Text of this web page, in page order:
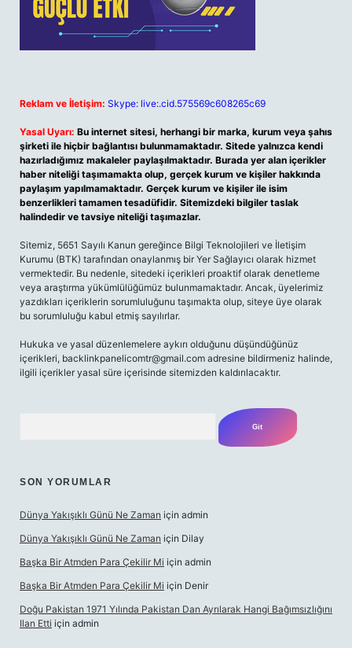
Reklam ve İletişim: Skype: live:.cid.575569c608265c69
Yasal Uyarı: Bu internet sitesi, herhangi bir marka, kurum veya şahıs
şirketi ile hiçbir bağlantısı bulunmamaktadır. Sitede yalnızca kendi
hazırladığımız makaleler paylaşılmaktadır. Burada yer alan içerikler
haber niteliği taşımamakta olup, gerçek kurum ve kişiler hakkında
paylaşım yapılmamaktadır. Gerçek kurum ve kişiler ile isim
benzerlikleri tamamen tesadüfidir. Sitemizdeki bilgiler taslak
halindedir ve tavsiye niteliği taşımazlar.
Sitemiz, 5651 Sayılı Kanun gereğince Bilgi Teknolojileri ve İletişim
Kurumu (BTK) tarafından onaylanmış bir Yer Sağlayıcı olarak hizmet
vermektedir. Bu nedenle, sitedeki içerikleri proaktif olarak denetleme
veya araştırma yükümlülüğümüz bulunmamaktadır. Ancak, üyelerimiz
yazdıkları içeriklerin sorumluluğunu taşımakta olup, siteye üye olarak
bu sorumluluğu kabul etmiş sayılırlar.
Hukuka ve yasal düzenlemelere aykırı olduğunu düşündüğünüz
içerikleri, backlinkpanelicomtr@gmail.com adresine bildirmeniz halinde,
ilgili içerikler yasal süre içerisinde sitemizden kaldırılacaktır.
SON YORUMLAR
Dünya Yakışıklı Günü Ne Zaman için admin
Dünya Yakışıklı Günü Ne Zaman için Dilay
Başka Bir Atmden Para Çekilir Mi için admin
Başka Bir Atmden Para Çekilir Mi için Denir
Doğu Pakistan 1971 Yılında Pakistan Dan Ayrılarak Hangi Bağımsızlığını
Ilan Etti için admin